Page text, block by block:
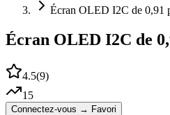
Écran OLED I2C de 0,91
Écran OLED I2C de
4.5(9)
15
Connectez-vous → Favori